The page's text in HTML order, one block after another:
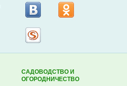
САДОВОДСТВО И
ОГОРОДНИЧЕСТВО